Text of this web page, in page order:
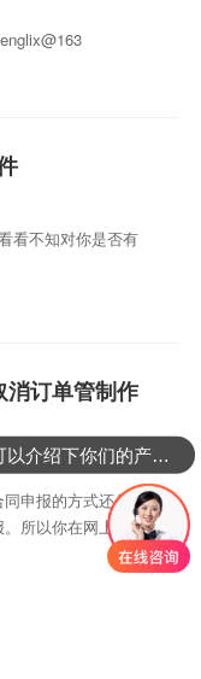
看不知对你是否有
订单管制作
申报的方式还包括
所以你在网上找合
可以介绍下你们的产品么？